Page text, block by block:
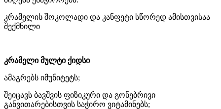
კრამელის შოკოლადი და კანფეტი სწორედ ამისთვისაა
შექმნილი
კრამელი მულტი ქიდსი
ამაგრებს იმუნიტეტს;
შეიცავს ბავშვის ფიზიკური და გონებრივი
განვითარებისთვის საჭირო ვიტამინებს;